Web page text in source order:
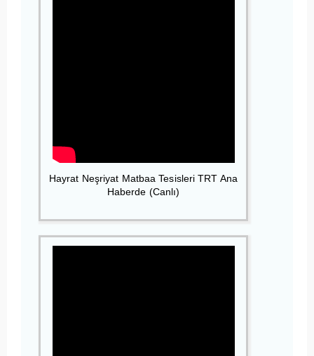
Hayrat Neşriyat Matbaa Tesisleri TRT Ana
Haberde (Canlı)